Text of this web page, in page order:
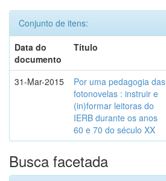
Conjunto de itens:
Data do
documento
Título
31-Mar-2015
Por uma pedagogia das
fotonovelas : instruir e
(in)formar leitoras do
IERB durante os anos
60 e 70 do século XX
Busca facetada